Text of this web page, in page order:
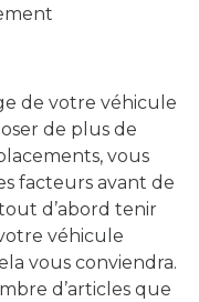
de votre véhicule
de plus de
vous
facteurs avant de
d’abord tenir
véhicule
vous conviendra.
d’articles que